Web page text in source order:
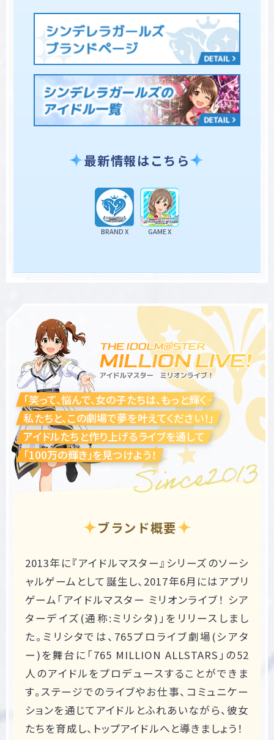
最新情報はこちら
BRAND X GAME X
「笑って、悩んで、女の子たちは、もっと輝く――
私たちと、この劇場で夢を叶えてください！」
アイドルたちと作り上げるライブを通して
「100万の輝き」を見つけよう！
ブランド概要
2013年に『アイドルマスター』シリーズのソーシ
ャルゲームとして誕生し、2017年6月にはアプリ
ゲーム「アイドルマスター ミリオンライブ！ シア
ターデイズ(通称:ミリシタ)」をリリースしまし
た。ミリシタでは、765プロライブ劇場(シアタ
ー)を舞台に「765 MILLION ALLSTARS」の52
人のアイドルをプロデュースすることができま
す。ステージでのライブやお仕事、コミュニケー
ションを通じてアイドルとふれあいながら、彼女
たちを育成し、トップアイドルへと導きましょう！